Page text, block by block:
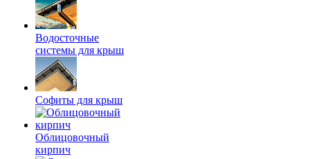
Водосточные
системы для крыш
Софиты для крыш
Облицовочный
кирпич